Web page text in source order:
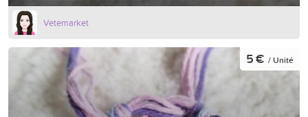
Vetemarket
5 € / Unité